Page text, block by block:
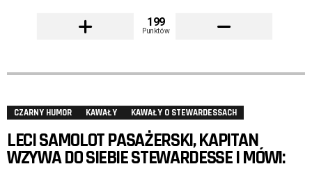
199
Punktów
CZARNY HUMOR KAWAŁY KAWAŁY O STEWARDESSACH
LECI SAMOLOT PASAŻERSKI, KAPITAN
WZYWA DO SIEBIE STEWARDESSE I MÓWI: